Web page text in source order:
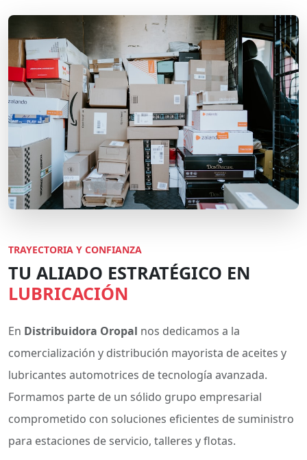
TRAYECTORIA Y CONFIANZA
TU ALIADO ESTRATÉGICO EN
LUBRICACIÓN
En Distribuidora Oropal nos dedicamos a la
comercialización y distribución mayorista de aceites y
lubricantes automotrices de tecnología avanzada.
Formamos parte de un sólido grupo empresarial
comprometido con soluciones eficientes de suministro
para estaciones de servicio, talleres y flotas.